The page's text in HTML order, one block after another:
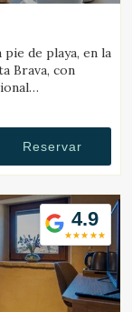
de playa, en la
Brava, con
Reservar
4.9